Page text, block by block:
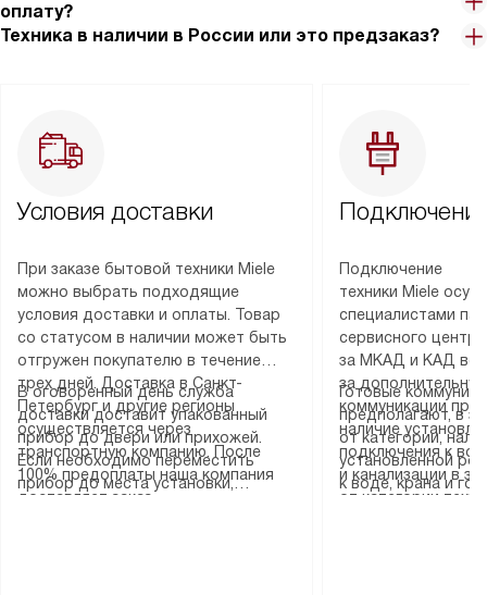
оплату?
Техника в наличии в России или это предзаказ?
Условия доставки
При заказе бытовой техники Miele
можно выбрать подходящие
условия доставки и оплаты. Товар
со статусом в наличии может быть
отгружен покупателю в течение
трех дней. Доставка в Санкт-
Петербург и другие регионы
осуществляется через
транспортную компанию. После
100% предоплаты наша компания
доставляет заказ
В оговоренный день служба
доставки доставит упакованный
прибор до двери или прихожей.
Если необходимо переместить
прибор до места установки,
Подключение
техники Miele
специалистами
сервисного
за МКАД и КАД
за
коммуникации
наличие
подключения к
и канализации в
от категории
Готовые
предполагают, в
от категории,
установленной
к воде, крана и